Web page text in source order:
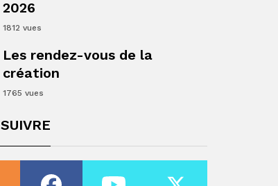
2026
1812 vues
Les rendez-vous de la
création
1765 vues
SUIVRE